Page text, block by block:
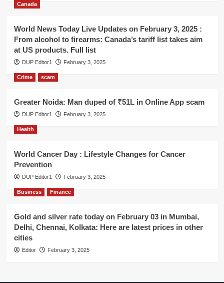
Canada
World News Today Live Updates on February 3, 2025 :
From alcohol to firearms: Canada’s tariff list takes aim
at US products. Full list
DUP Editor1 February 3, 2025
Crime scam
Greater Noida: Man duped of ₹51L in Online App scam
DUP Editor1 February 3, 2025
Health
World Cancer Day : Lifestyle Changes for Cancer
Prevention
DUP Editor1 February 3, 2025
Business Finance
Gold and silver rate today on February 03 in Mumbai,
Delhi, Chennai, Kolkata: Here are latest prices in other
cities
Editor February 3, 2025